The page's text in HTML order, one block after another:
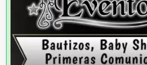
Agencias de Modelos
Agencias de Publicidad